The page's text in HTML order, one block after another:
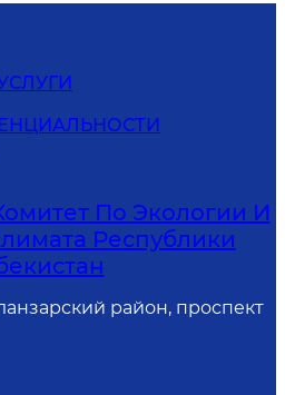
По Экологии И
Республики
район, проспект